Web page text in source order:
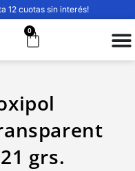
12 cuotas sin interés!
0
grs.